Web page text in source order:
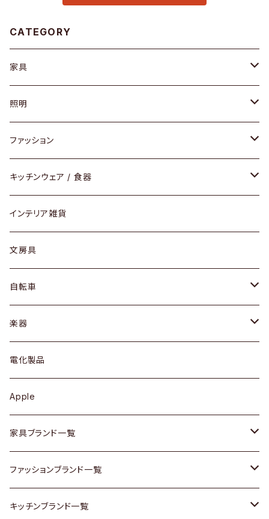
CATEGORY
家具
ソファ / ベンチ
チェア / スツール
ダイニングセット / ダイニングテーブル
ローテーブル / サイドテーブル
デスク / コンソール
ドレッサー
シェルフ
キュリオケース / 飾り棚
カップボード / 食器棚
チェスト
その他家具
Vintageヴィンテージ / Antiqueアンティーク
照明
ペンダントライト
テーブルランプ / デスクスタンド
フロアライト
ファッション
アクセサリー
リング
ピアス / イヤリング
財布
バッグ
アウター
トップス
ワンピース
ボトムス
靴
スカーフ
腕時計
キッチンウェア / 食器
グラス / タンブラー
カップ / マグ
プレート / ボウル
カトラリー
ケトル / ティーポット
鍋 / フライパン
Vintage / ヴィンテージ
銀製品
和物 / 作家物
インテリア雑貨
文房具
自転車
dahon
楽器
ギター
ベース
その他楽器
電化製品
Apple
家具ブランド一覧
ACME Furniture / アクメ ファニチャー
ACTUS / アクタス
ファッションブランド一覧
agnes b / アニエス ベー
キッチンブランド一覧